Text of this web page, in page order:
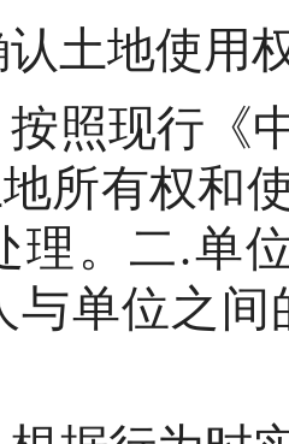
认土地使用
按照现行
所有权和
理。二.单
与单位之